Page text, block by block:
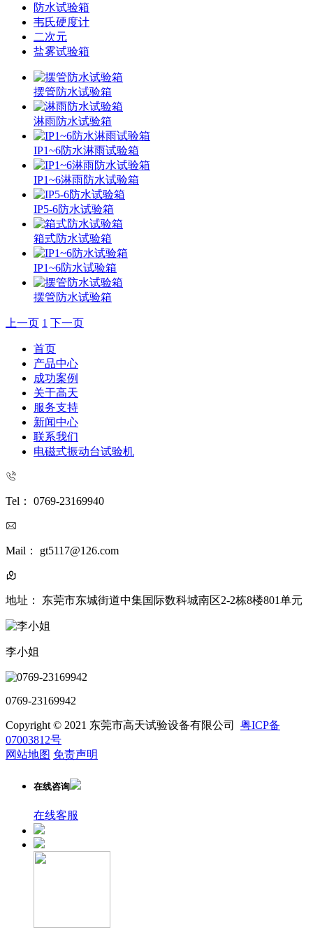
防水试验箱
韦氏硬度计
二次元
盐雾试验箱
摆管防水试验箱
淋雨防水试验箱
IP1~6防水淋雨试验箱
IP1~6淋雨防水试验箱
IP5-6防水试验箱
箱式防水试验箱
IP1~6防水试验箱
摆管防水试验箱
上一页 1 下一页
首页
产品中心
成功案例
关于高天
服务支持
新闻中心
联系我们
电磁式振动台试验机
Tel： 0769-23169940
Mail： gt5117@126.com
地址： 东莞市东城街道中集国际数科城南区2-2栋8楼801单元
李小姐
0769-23169942
Copyright © 2021 东莞市高天试验设备有限公司 粤ICP备
07003812号
网站地图 免责声明
在线咨询
在线客服